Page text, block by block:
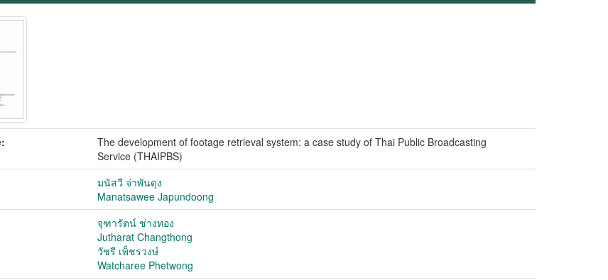
The development of footage retrieval system: a case study of Thai Public Broadcasting
Service (THAIPBS)
มนัสวี จ่าพันดุง
Manatsawee Japundoong
จุฑารัตน์ ช่างทอง
Jutharat Changthong
วัชรี เพ็ชรวงษ์
Watcharee Phetwong